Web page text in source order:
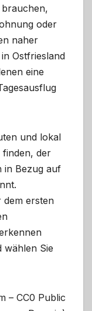
oder
naher
Ostfriesland
eine
und lokal
finden, der
in Bezug auf
dem ersten
wählen Sie
– CC0 Public